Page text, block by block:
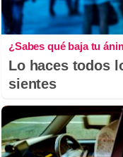
¿Sabes qué baja tu
Lo haces todos
sientes